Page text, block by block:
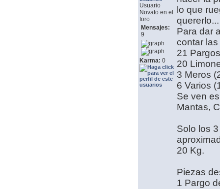
Usuario
Novato en el
foro
Mensajes:
9
Karma: 0
lo que
quererlo...
Para dar
contar
21 Pargos
20
3 Meros
6 Varios
Se ven
Mantas,
Solo los
20 Kg.
Piezas
1 Pargo